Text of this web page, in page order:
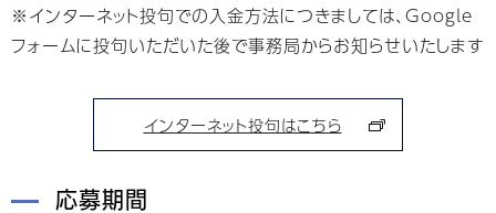
※インターネット投句での入金方法につきましては、Google
フォームに投句いただいた後で事務局からお知らせいたします
インターネット投句はこちら
応募期間